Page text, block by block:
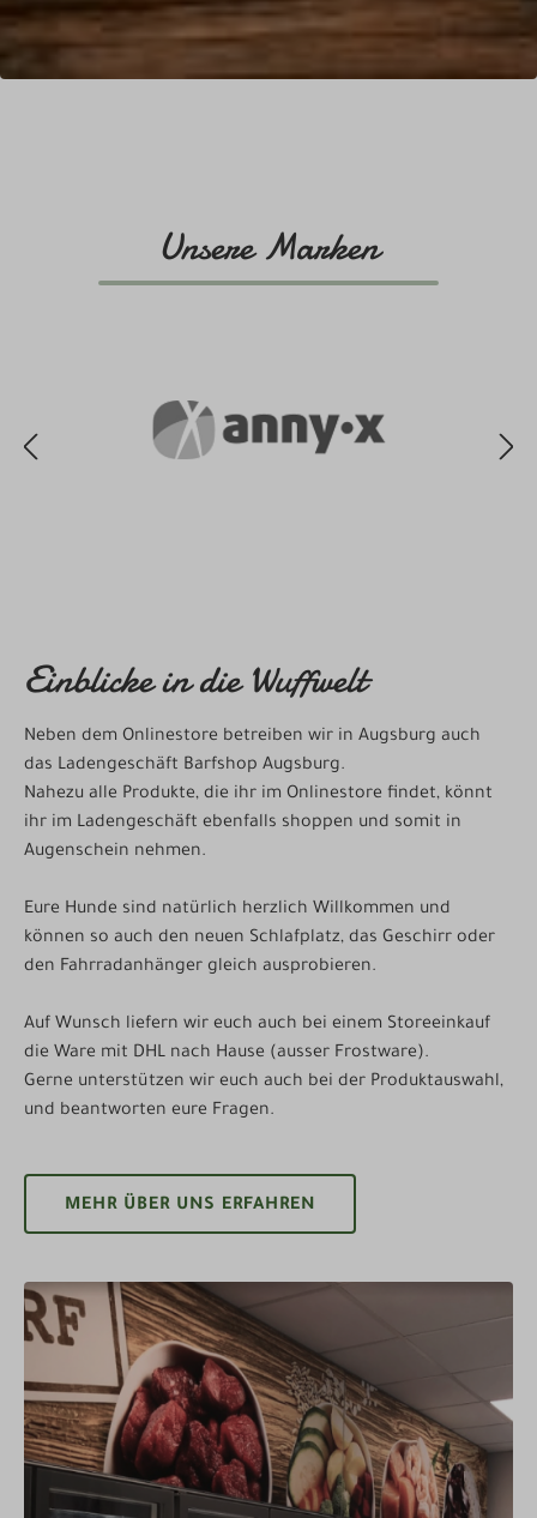
Unsere Marken
Einblicke in die Wuffwelt
Neben dem Onlinestore betreiben wir in Augsburg auch
das Ladengeschäft Barfshop Augsburg.
Nahezu alle Produkte, die ihr im Onlinestore findet, könnt
ihr im Ladengeschäft ebenfalls shoppen und somit in
Augenschein nehmen.
Eure Hunde sind natürlich herzlich Willkommen und
können so auch den neuen Schlafplatz, das Geschirr oder
den Fahrradanhänger gleich ausprobieren.
Auf Wunsch liefern wir euch auch bei einem Storeeinkauf
die Ware mit DHL nach Hause (ausser Frostware).
Gerne unterstützen wir euch auch bei der Produktauswahl,
und beantworten eure Fragen.
MEHR ÜBER UNS ERFAHREN